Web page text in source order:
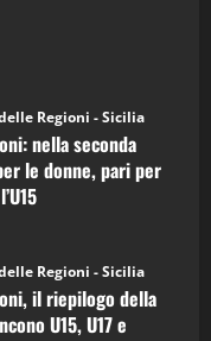
26^ Puntata
Regioni - Sicilia
nella seconda
le donne, pari per
Regioni - Sicilia
il riepilogo della
U15, U17 e